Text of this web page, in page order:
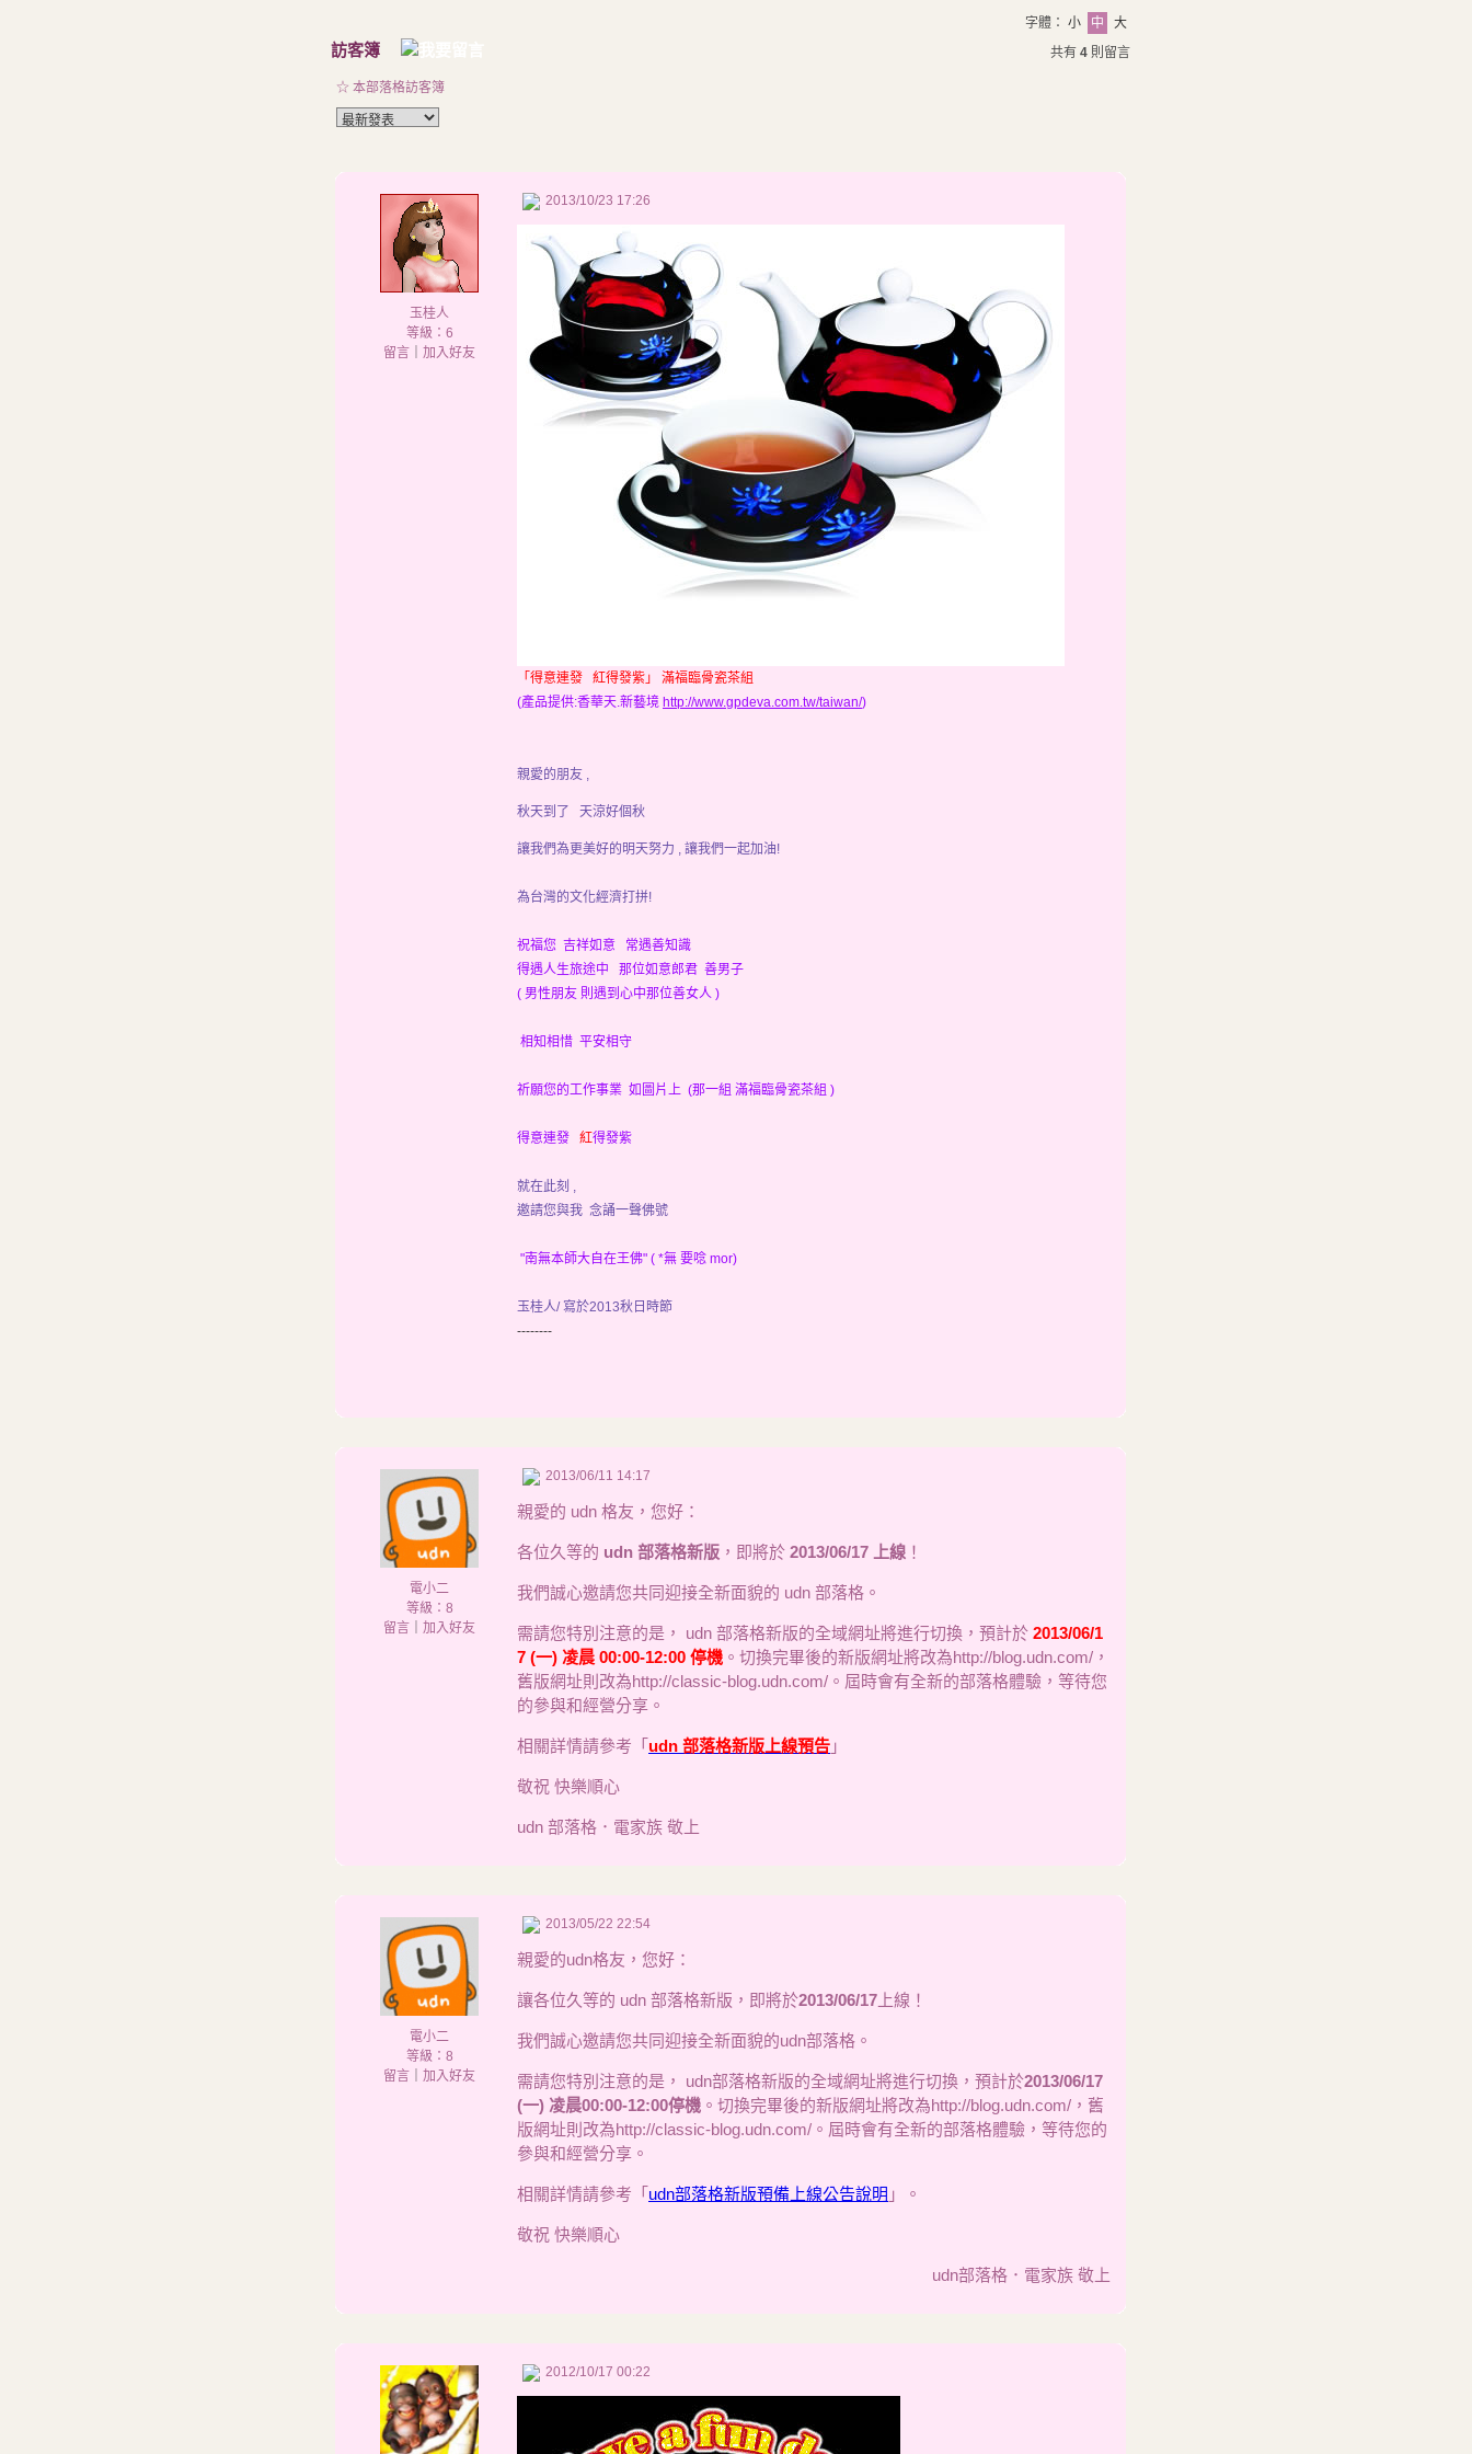
字體： 小 中 大
訪客簿 共有 4 則留言
☆ 本部落格訪客簿
玉桂人
等級：6
留言
加入好友
2013/10/23 17:26
「得意連發 紅得發紫」 滿福臨骨瓷茶組
(產品提供:香華天.新藝境 http://www.gpdeva.com.tw/taiwan/)
親愛的朋友 ,
秋天到了 天涼好個秋
讓我們為更美好的明天努力 , 讓我們一起加油!
為台灣的文化經濟打拼!
祝福您 吉祥如意 常遇善知識
得遇人生旅途中 那位如意郎君 善男子
( 男性朋友 則遇到心中那位善女人 )
相知相惜 平安相守
祈願您的工作事業 如圖片上 (那一組 滿福臨骨瓷茶組 )
得意連發 紅得發紫
就在此刻 ,
邀請您與我 念誦一聲佛號
"南無本師大自在王佛" ( *無 要唸 mor)
玉桂人/ 寫於2013秋日時節
--------
電小二
等級：8
留言
加入好友
2013/06/11 14:17
親愛的 udn 格友，您好：
各位久等的 udn 部落格新版 ，即將於 2013/06/17 上線 ！
我們誠心邀請您共同迎接全新面貌的 udn 部落格。
需請您特別注意的是， udn 部落格新版的全域網址將進行切換，預計於 2013/06/1
7 (一) 凌晨 00:00-12:00 停機 。切換完畢後的新版網址將改為http://blog.udn.com/，
舊版網址則改為http://classic-blog.udn.com/。屆時會有全新的部落格體驗，等待您
的參與和經營分享。
相關詳情請參考「 udn 部落格新版上線預告 」
敬祝 快樂順心
udn 部落格．電家族 敬上
電小二
等級：8
留言
加入好友
2013/05/22 22:54
親愛的udn格友，您好：
讓各位久等的 udn 部落格新版，即將於2013/06/17 上線！
我們誠心邀請您共同迎接全新面貌的udn部落格。
需請您特別注意的是， udn部落格新版的全域網址將進行切換，預計於2013/06/17
(一) 凌晨00:00-12:00停機 。切換完畢後的新版網址將改為http://blog.udn.com/，舊
版網址則改為http://classic-blog.udn.com/。屆時會有全新的部落格體驗，等待您的
參與和經營分享。
相關詳情請參考「 udn部落格新版預備上線公告說明 」。
敬祝 快樂順心
udn部落格．電家族 敬上
2012/10/17 00:22